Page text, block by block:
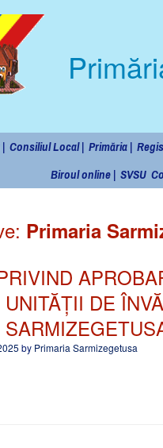
| Consiliul Local | Primăria |
Biroul online | SVSU
Primaria
DE
by Primaria Sarmizegetusa